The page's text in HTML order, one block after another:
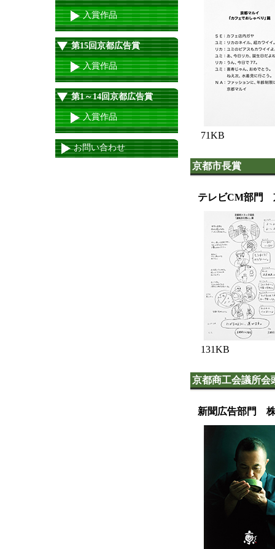
71KB
京都市長賞
テレビCM部門
131KB
京都商工会議所会
新聞広告部門
入賞作品
第15回京都広告賞
入賞作品
第1～14回京都広告賞
入賞作品
お問い合わせ